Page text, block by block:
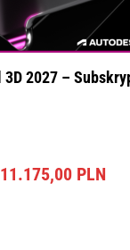
2027 –
11.175,00 PLN